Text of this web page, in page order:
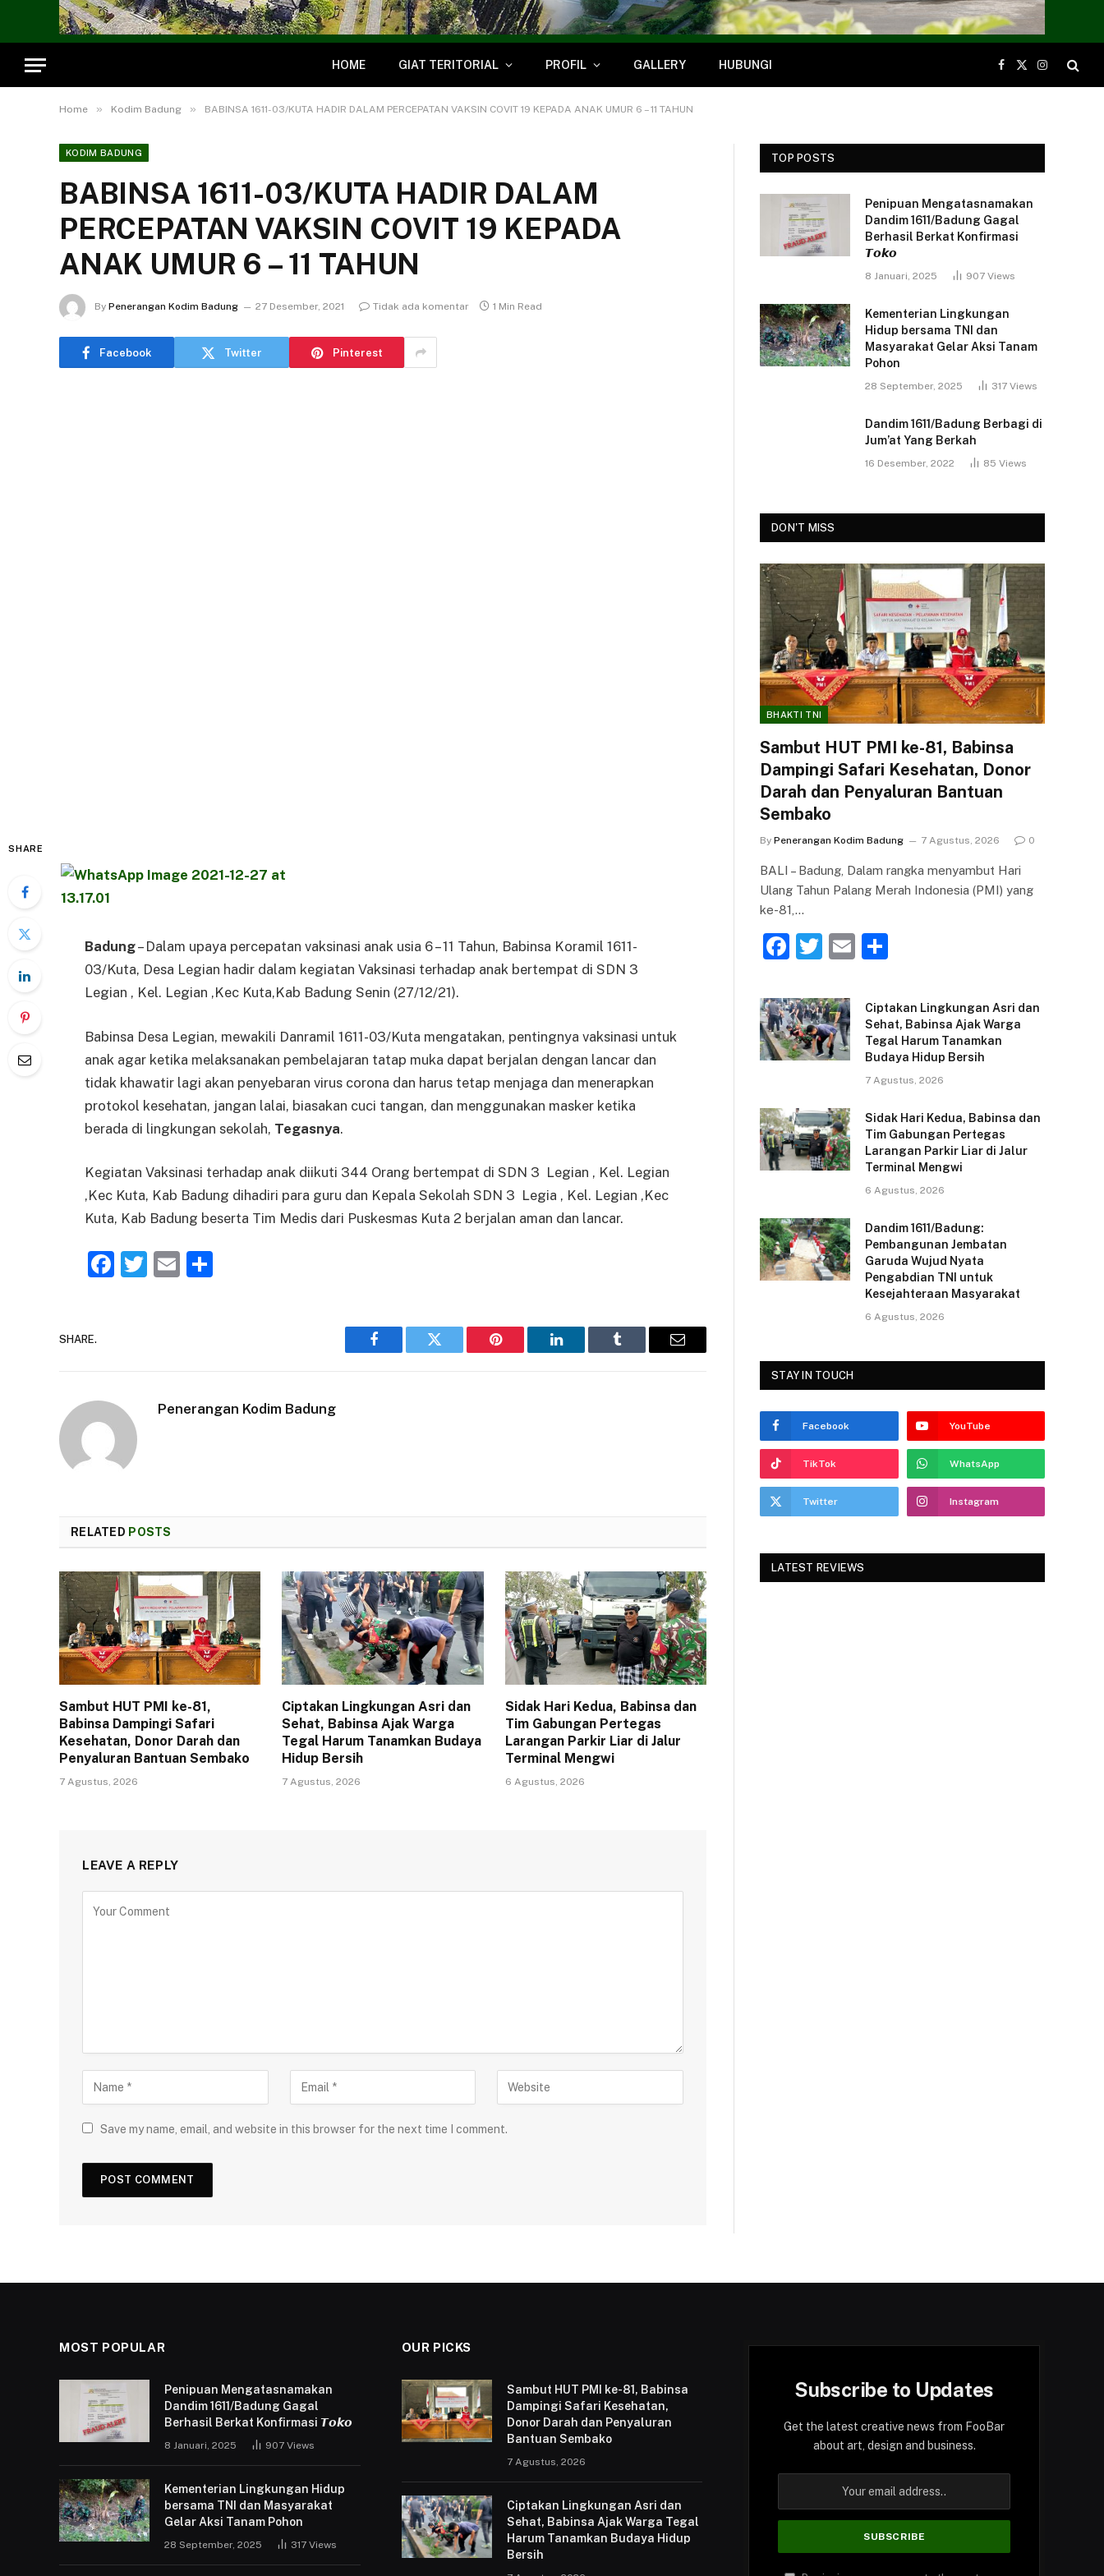
HOME GIAT TERITORIAL PROFIL GALLERY HUBUNGI
Facebook
X
(Twitter)
Instagram
Home » Kodim Badung » BABINSA 1611-03/KUTA HADIR DALAM PERCEPATAN VAKSIN COVIT 19 KEPADA ANAK UMUR 6 – 11 TAHUN
KODIM BADUNG
BABINSA 1611-03/KUTA HADIR DALAM
PERCEPATAN VAKSIN COVIT 19 KEPADA
ANAK UMUR 6 – 11 TAHUN
By Penerangan Kodim Badung 27 Desember, 2021 Tidak ada komentar 1 Min Read
Facebook Twitter Pinterest
SHARE
Badung– Dalam upaya percepatan vaksinasi anak usia 6 – 11 Tahun, Babinsa Koramil 1611-
03/Kuta, Desa Legian hadir dalam kegiatan Vaksinasi terhadap anak bertempat di SDN 3
Legian , Kel. Legian ,Kec Kuta,Kab Badung Senin (27/12/21).
Babinsa Desa Legian, mewakili Danramil 1611-03/Kuta mengatakan, pentingnya vaksinasi untuk
anak agar ketika melaksanakan pembelajaran tatap muka dapat berjalan dengan lancar dan
tidak khawatir lagi akan penyebaran virus corona dan harus tetap menjaga dan menerapkan
protokol kesehatan, jangan lalai, biasakan cuci tangan, dan menggunakan masker ketika
berada di lingkungan sekolah, Tegasnya.
Kegiatan Vaksinasi terhadap anak diikuti 344 Orang bertempat di SDN 3 Legian , Kel. Legian
,Kec Kuta, Kab Badung dihadiri para guru dan Kepala Sekolah SDN 3 Legia , Kel. Legian ,Kec
Kuta, Kab Badung beserta Tim Medis dari Puskesmas Kuta 2 berjalan aman dan lancar.
Facebook
Twitter
Email
SHARE.
Facebook Twitter Pinterest LinkedIn Tumblr Email
Penerangan Kodim Badung
RELATED POSTS
Sambut HUT PMI ke-81,
Babinsa Dampingi Safari
Kesehatan, Donor Darah dan
Penyaluran Bantuan Sembako
7 Agustus, 2026
Ciptakan Lingkungan Asri dan
Sehat, Babinsa Ajak Warga
Tegal Harum Tanamkan Budaya
Hidup Bersih
7 Agustus, 2026
Sidak Hari Kedua, Babinsa dan
Tim Gabungan Pertegas
Larangan Parkir Liar di Jalur
Terminal Mengwi
6 Agustus, 2026
LEAVE A REPLY
Save my name, email, and website in this browser for the next time I comment.
TOP POSTS
Penipuan Mengatasnamakan
Dandim 1611/Badung Gagal
Berhasil Berkat Konfirmasi
𝙏𝙤𝙠𝙤
8 Januari, 2025 907 Views
Kementerian Lingkungan
Hidup bersama TNI dan
Masyarakat Gelar Aksi Tanam
Pohon
28 September, 2025 317 Views
Dandim 1611/Badung Berbagi di
Jum’at Yang Berkah
16 Desember, 2022 85 Views
DON'T MISS
BHAKTI TNI
Sambut HUT PMI ke-81, Babinsa
Dampingi Safari Kesehatan, Donor
Darah dan Penyaluran Bantuan
Sembako
By Penerangan Kodim Badung 7 Agustus, 2026 0
BALI – Badung, Dalam rangka menyambut Hari
Ulang Tahun Palang Merah Indonesia (PMI) yang
ke-81,…
F
c
e
b
o
k
T
itt
er
E
ai ar
e
Ciptakan Lingkungan Asri dan
Sehat, Babinsa Ajak Warga
Tegal Harum Tanamkan
Budaya Hidup Bersih
7 Agustus, 2026
Sidak Hari Kedua, Babinsa dan
Tim Gabungan Pertegas
Larangan Parkir Liar di Jalur
Terminal Mengwi
6 Agustus, 2026
Dandim 1611/Badung:
Pembangunan Jembatan
Garuda Wujud Nyata
Pengabdian TNI untuk
Kesejahteraan Masyarakat
6 Agustus, 2026
STAY IN TOUCH
Facebook YouTube
TikTok WhatsApp
Twitter Instagram
LATEST REVIEWS
MOST POPULAR
Penipuan Mengatasnamakan
Dandim 1611/Badung Gagal
Berhasil Berkat Konfirmasi 𝙏𝙤𝙠𝙤
8 Januari, 2025 907 Views
Kementerian Lingkungan Hidup
bersama TNI dan Masyarakat
Gelar Aksi Tanam Pohon
28 September, 2025 317 Views
OUR PICKS
Sambut HUT PMI ke-81, Babinsa
Dampingi Safari Kesehatan,
Donor Darah dan Penyaluran
Bantuan Sembako
7 Agustus, 2026
Ciptakan Lingkungan Asri dan
Sehat, Babinsa Ajak Warga Tegal
Harum Tanamkan Budaya Hidup
Bersih
Subscribe to Updates
Get the latest creative news from FooBar
about art, design and business.